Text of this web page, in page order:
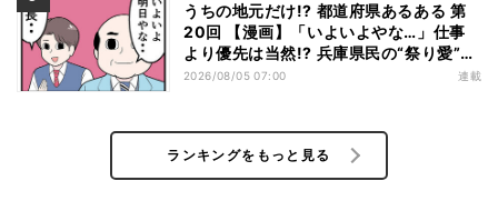
うちの地元だけ!? 都道府県あるある 第
20回 【漫画】「いよいよやな…」仕事
より優先は当然!? 兵庫県民の“祭り愛”が
熱すぎた
2026/08/05 07:00 連載
ランキングをもっと見る